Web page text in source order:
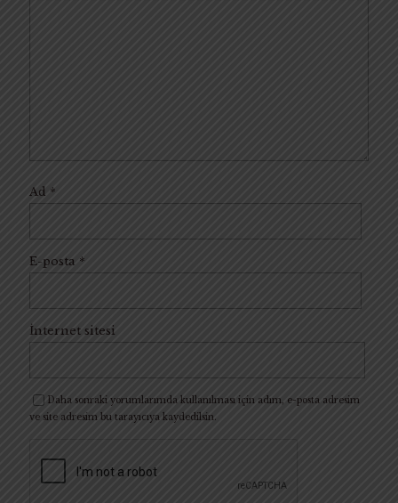
Ad *
E-posta *
İnternet sitesi
Daha sonraki yorumlarımda kullanılması için adım, e-posta adresim
ve site adresim bu tarayıcıya kaydedilsin.